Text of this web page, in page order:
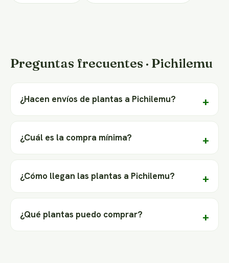
Preguntas frecuentes · Pichilemu
¿Hacen envíos de plantas a Pichilemu?
¿Cuál es la compra mínima?
¿Cómo llegan las plantas a Pichilemu?
¿Qué plantas puedo comprar?